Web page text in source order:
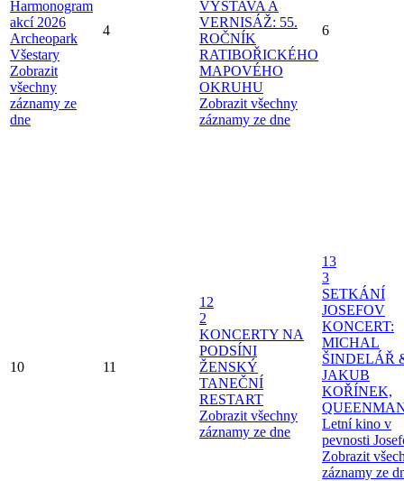
Harmonogram
akcí 2026
Archeopark
Všestary
Zobrazit
všechny
záznamy ze
dne
4
VÝSTAVA A
VERNISÁŽ: 55.
ROČNÍK
RATIBOŘICKÉHO
MAPOVÉHO
OKRUHU
Zobrazit všechny
záznamy ze dne
6
10 11
12
2
KONCERTY NA
PODSÍNI
ŽENSKÝ
TANEČNÍ
RESTART
Zobrazit všechny
záznamy ze dne
13
3
SETKÁNÍ
JOSEFOV
KONCERT:
MICHAL
ŠINDELÁŘ
JAKUB
KOŘÍNEK,
Letní kino v
pevnosti
Zobrazit
záznamy ze